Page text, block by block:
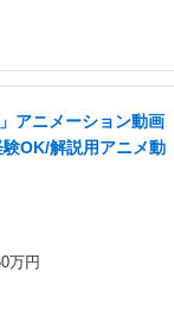
アニメーション動画
OK/解説用アニメ動
万円